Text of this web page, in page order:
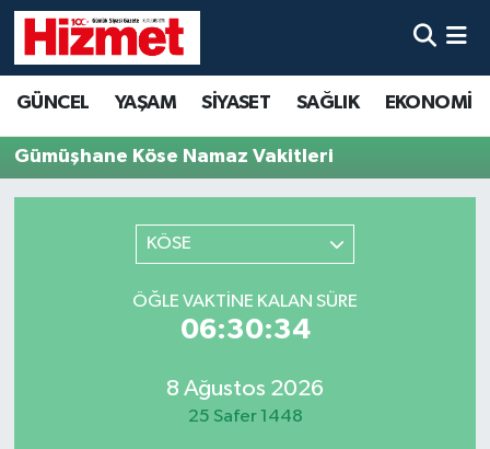
GÜNCEL YAŞAM SİYASET SAĞLIK EKONOMİ
Gümüşhane Köse Namaz Vakitleri
KÖSE
ÖĞLE VAKTINE KALAN SÜRE
06:30:34
8 Ağustos 2026
25 Safer 1448
YAŞAM
SİYASET
EKONOMİ
Denizli Hava Durumu
Denizli Trafik Yoğunluk Haritası
Süper Lig Puan Durumu ve Fikstür
Tüm Manşetler